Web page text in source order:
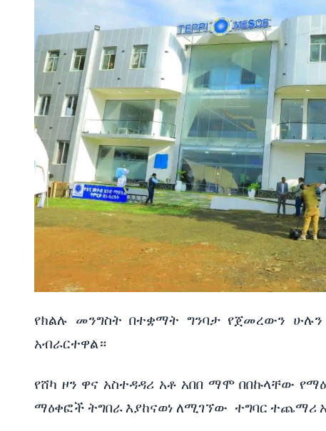
የክልሉ መንግስት በተቋማት ግንባታ የጀመረውን ሁሉን
አብራርተዋል።
የሸካ ዞን ዋና አስተዳዳሪ አቶ አበበ ማሞ በበኩላቸው
ማዕቀፎች ትግበራእያከናወነ ለሚገኘው ተግባር ተጨማሪ